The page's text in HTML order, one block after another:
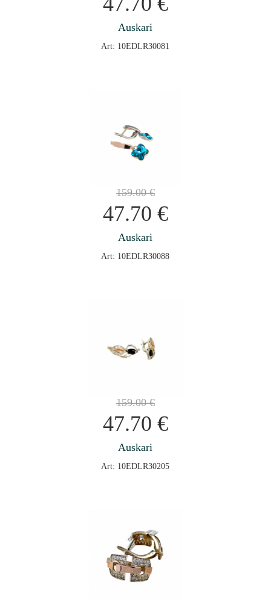
Auskari
Art: 10EDLR30081
159.00€
47.70 €
Auskari
Art: 10EDLR30088
159.00€
47.70 €
Auskari
Art: 10EDLR30205